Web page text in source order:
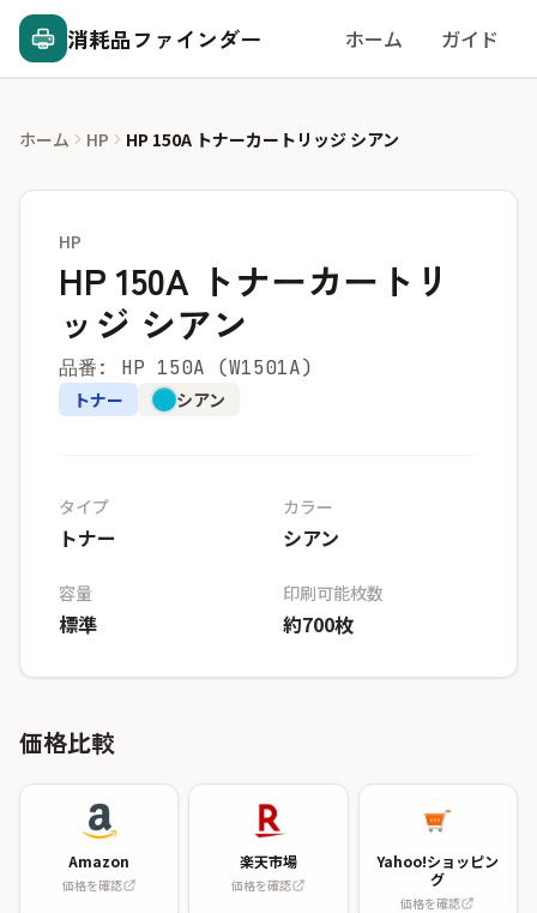
消耗品ファインダー ホーム ガイド
ホーム HP HP 150A トナーカートリッジ シアン
HP
HP 150A トナーカートリ
ッジ シアン
品番: HP 150A (W1501A)
トナー シアン
タイプ
トナー
カラー
シアン
容量
標準
印刷可能枚数
約700枚
価格比較
Amazon
価格を確認
楽天市場
価格を確認
Yahoo!ショッピン
グ
価格を確認